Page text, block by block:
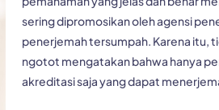
sering dipromosikan oleh agensi
penerjemah tersumpah. Karena itu,
ngotot mengatakan bahwa hanya
akreditasi saja yang dapat